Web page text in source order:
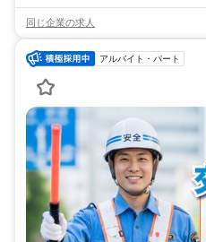
同じ企業の求人
アルバイト・パート